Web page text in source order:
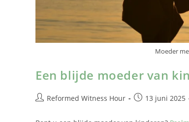
Moeder
Een blijde moeder van
Reformed Witness Hour 13 juni 2025